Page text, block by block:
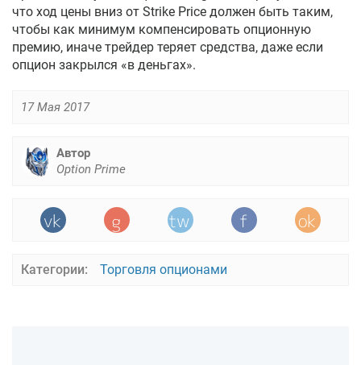
что ход цены вниз от Strike Price должен быть таким,
чтобы как минимум компенсировать опционную
премию, иначе трейдер теряет средства, даже если
опцион закрылся «в деньгах».
17 Мая 2017
Автор
Option Prime
Категории: Торговля опционами